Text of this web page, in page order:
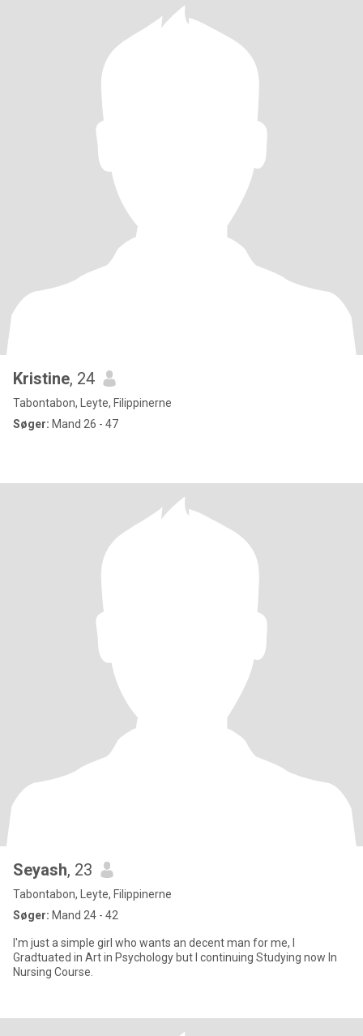
Kristine, 24
Tabontabon, Leyte, Filippinerne
Søger: Mand 26 - 47
Seyash, 23
Tabontabon, Leyte, Filippinerne
Søger: Mand 24 - 42
I'm just a simple girl who wants an decent man for me, I
Gradtuated in Art in Psychology but I continuing Studying now In
Nursing Course.